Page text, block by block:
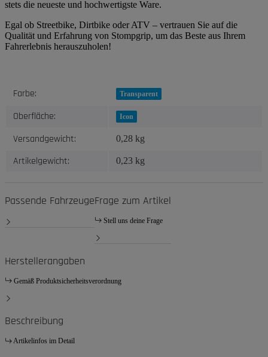
stets die neueste und hochwertigste Ware.
Egal ob Streetbike, Dirtbike oder ATV – vertrauen Sie auf die
Qualität und Erfahrung von Stompgrip, um das Beste aus Ihrem
Fahrerlebnis herauszuholen!
Produkteigenschaft
Wert
Farbe: Transparent
Oberfläche: Icon
Versandgewicht: 0,28 kg
Artikelgewicht: 0,23 kg
Passende FahrzeugeFrage zum Artikel
Stell uns deine Frage
Herstellerangaben
Gemäß Produktsicherheitsverordnung
Beschreibung
Artikelinfos im Detail